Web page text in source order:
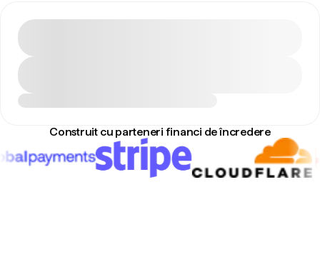
Construit cu parteneri financi de încredere